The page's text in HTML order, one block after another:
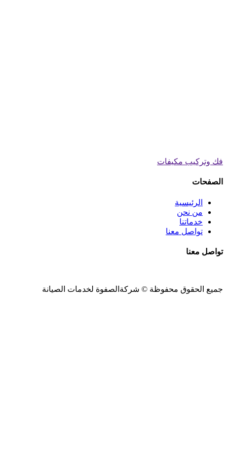
فك وتركيب مكيفات
الصفحات
الرئيسية
من نحن
خدماتنا
تواصل معنا
تواصل معنا
جميع الحقوق محفوظة © شركةالصفوة لخدمات الصيانة